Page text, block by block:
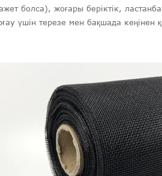
болса), жоғары беріктік,
үшін терезе мен бақшада кеңінен